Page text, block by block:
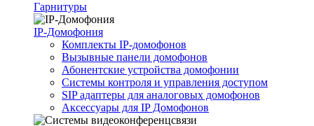
Гарнитуры
IP-Домофония
Комплекты IP-домофонов
Вызывные панели домофонов
Абонентские устройства домофонии
Системы контроля и управления доступом
SIP адаптеры для аналоговых домофонов
Аксессуары для IP Домофонов